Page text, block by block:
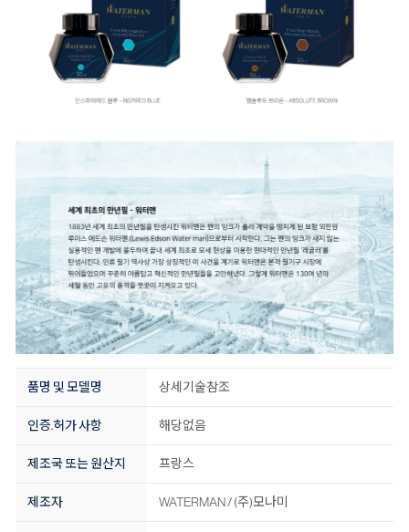
품명 및 모델명 상세기술참조
인증.허가 사항 해당없음
제조국 또는 원산지 프랑스
제조자 WATERMAN / (주)모나미